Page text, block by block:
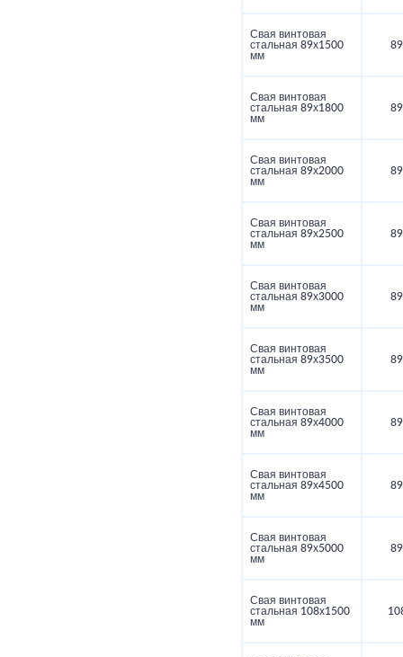
Свая винтовая
стальная 89х1500
мм
89
Свая винтовая
стальная 89х1800
мм
89
Свая винтовая
стальная 89х2000
мм
89
Свая винтовая
стальная 89х2500
мм
89
Свая винтовая
стальная 89х3000
мм
89
Свая винтовая
стальная 89х3500
мм
89
Свая винтовая
стальная 89х4000
мм
89
Свая винтовая
стальная 89х4500
мм
89
Свая винтовая
стальная 89х5000
мм
89
Свая винтовая
стальная 108х1500
мм